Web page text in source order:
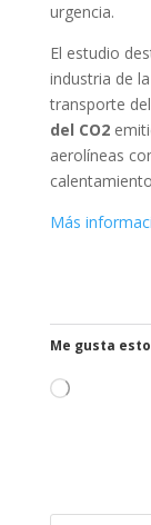
urgencia.
El estudio
industria de
transporte
del CO2
aerolíneas
Más
Me gusta
Cargando...